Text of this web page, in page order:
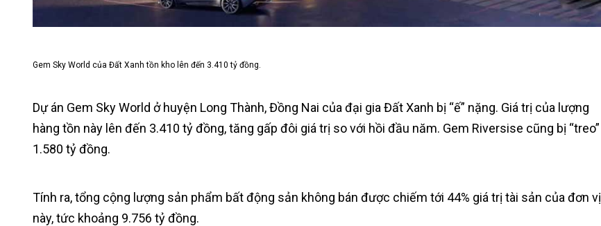
Gem Sky World của Đất Xanh tồn kho lên đến 3.410 tỷ đồng.
Dự án Gem Sky World ở huyện Long Thành, Đồng Nai của đại gia Đất Xanh bị “ế” nặng. Giá trị của lượng
hàng tồn này lên đến 3.410 tỷ đồng, tăng gấp đôi giá trị so với hồi đầu năm. Gem Riversise cũng bị “treo”
1.580 tỷ đồng.
Tính ra, tổng cộng lượng sản phẩm bất động sản không bán được chiếm tới 44% giá trị tài sản của đơn vị
này, tức khoảng 9.756 tỷ đồng.